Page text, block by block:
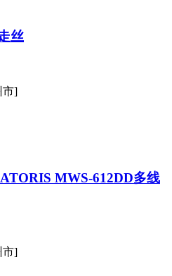
丝
市]
MWS-612DD多线
市]